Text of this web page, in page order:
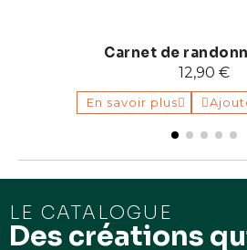
Carnet de
12,90 €
En savoir plus
LE CATALOGUE
Des créations